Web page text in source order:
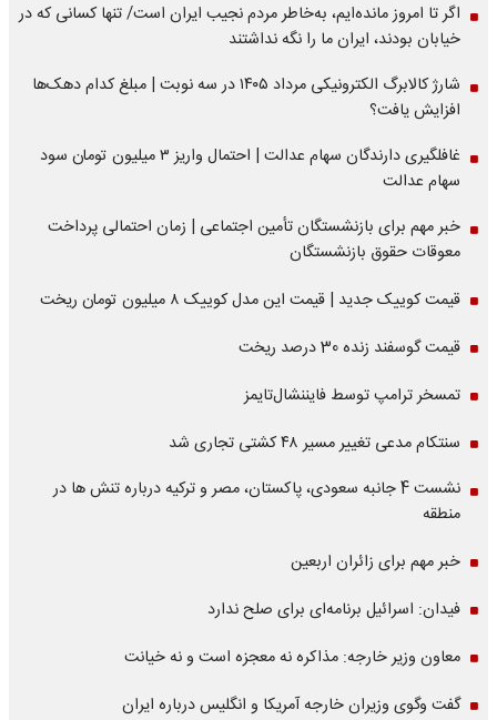
اگر تا امروز مانده‌ایم، به‌خاطر مردم نجیب ایران است/ تنها کسانی که در
خیابان بودند، ایران ما را نگه نداشتند
شارژ کالابرگ الکترونیکی مرداد ۱۴۰۵ در سه نوبت | مبلغ کدام دهک‌ها
افزایش یافت؟
غافلگیری دارندگان سهام عدالت | احتمال واریز ۳ میلیون تومان سود
سهام عدالت
خبر مهم برای بازنشستگان تأمین اجتماعی | زمان احتمالی پرداخت
معوقات حقوق بازنشستگان
قیمت کوییک جدید | قیمت این مدل کوییک ۸ میلیون تومان ریخت
قیمت گوسفند زنده 30 درصد ریخت
تمسخر ترامپ توسط فایننشال‌تایمز
سنتکام مدعی تغییر مسیر ۴۸ کشتی تجاری شد
نشست 4 جانبه سعودی، پاکستان، مصر و ترکیه درباره تنش ها در
منطقه
خبر مهم برای زائران اربعین
فیدان: اسرائیل برنامه‌ای برای صلح ندارد
معاون وزیر خارجه: مذاکره نه معجزه است و نه خیانت
گفت وگوی وزیران خارجه آمریکا و انگلیس درباره ایران